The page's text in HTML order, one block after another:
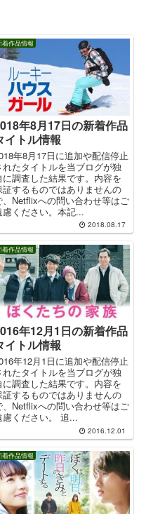
着作品情報
年8月17日の新着作品
イトル情報
年8月17日に追加や配信停止
れたタイトルを当ブログが独
に調査した結果です。内容を
証するものではありませんの
、Netflixへの問い合わせ等はご
慮ください。本記...
2018.08.17
着作品情報
年12月1日の新着作品
イトル情報
年12月1日に追加や配信停止
れたタイトルを当ブログが独
に調査した結果です。内容を
証するものではありませんの
、Netflixへの問い合わせ等はご
慮ください。 追...
2016.12.01
着作品情報